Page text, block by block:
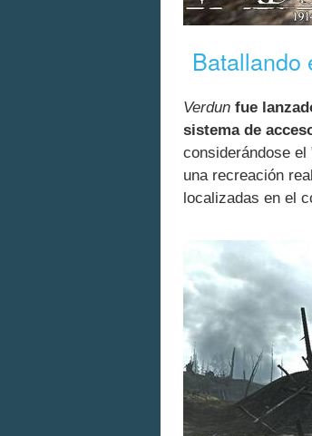
Batallando
Verdun fue
sistema de
considerándose
una recreación
localizadas en el